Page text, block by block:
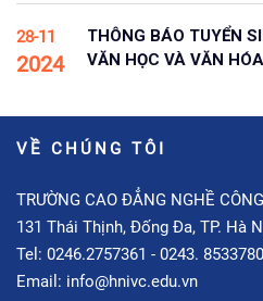
28-11
2024
THÔNG BÁO TUYỂN
VĂN HỌC VÀ VĂN
VỀ CHÚNG TÔI
TRƯỜNG CAO ĐẲNG NGHỀ
131 Thái Thịnh, Đống Đa, TP. Hà
Tel: 0246.2757361 - 0243.
Email: info@hnivc.edu.vn